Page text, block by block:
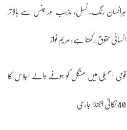
ہرانسان رنگ، نسل، مذہب اور جنس سے بالاتر
انسانی حقوق رکھتا ہے: مریم نواز
قومی اسمبلی میں منگل کو ہونے والے اجلاس کا
40 نکاتی ایجنڈا جاری